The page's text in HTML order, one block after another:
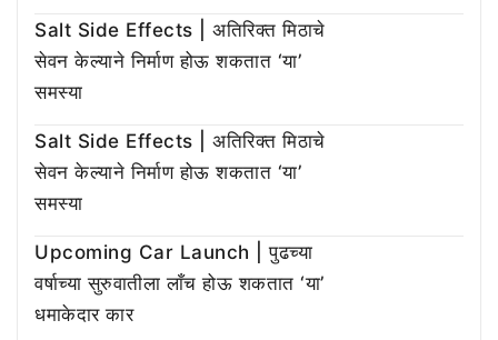
Salt Side Effects | अतिरिक्त मिठाचे
सेवन केल्याने निर्माण होऊ शकतात ‘या’
समस्या
Salt Side Effects | अतिरिक्त मिठाचे
सेवन केल्याने निर्माण होऊ शकतात ‘या’
समस्या
Upcoming Car Launch | पुढच्या
वर्षाच्या सुरुवातीला लाँच होऊ शकतात ‘या’
धमाकेदार कार